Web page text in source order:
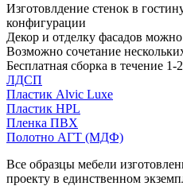
Изготовлдение стенок в
конфигурации
Декор и отделку фасадов
Возможно сочетание
Бесплатная сборка в течение 1-
ЛДСП
Пластик Alvic Luxe
Пластик HPL
Пленка ПВХ
Полотно АГТ (МДФ)
Все образцы мебели
проекту в единственном